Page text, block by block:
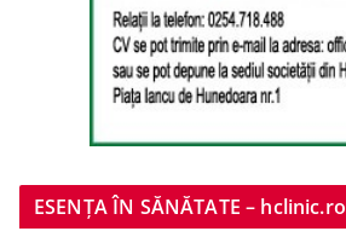
ESENȚA ÎN SĂNĂTATE – hclinic.ro